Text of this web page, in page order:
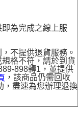
為完成之線上服
不提供退貨服務。
格不符，請於到貨
898轉1，並提供
，該商品仍需回收
，盡速為您辦理退換